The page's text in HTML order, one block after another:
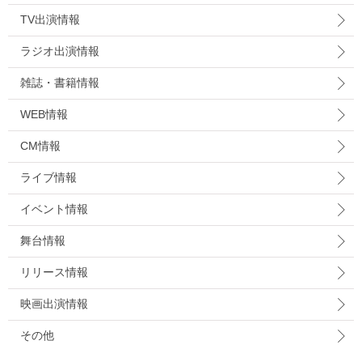
TV出演情報
ラジオ出演情報
雑誌・書籍情報
WEB情報
CM情報
ライブ情報
イベント情報
舞台情報
リリース情報
映画出演情報
その他